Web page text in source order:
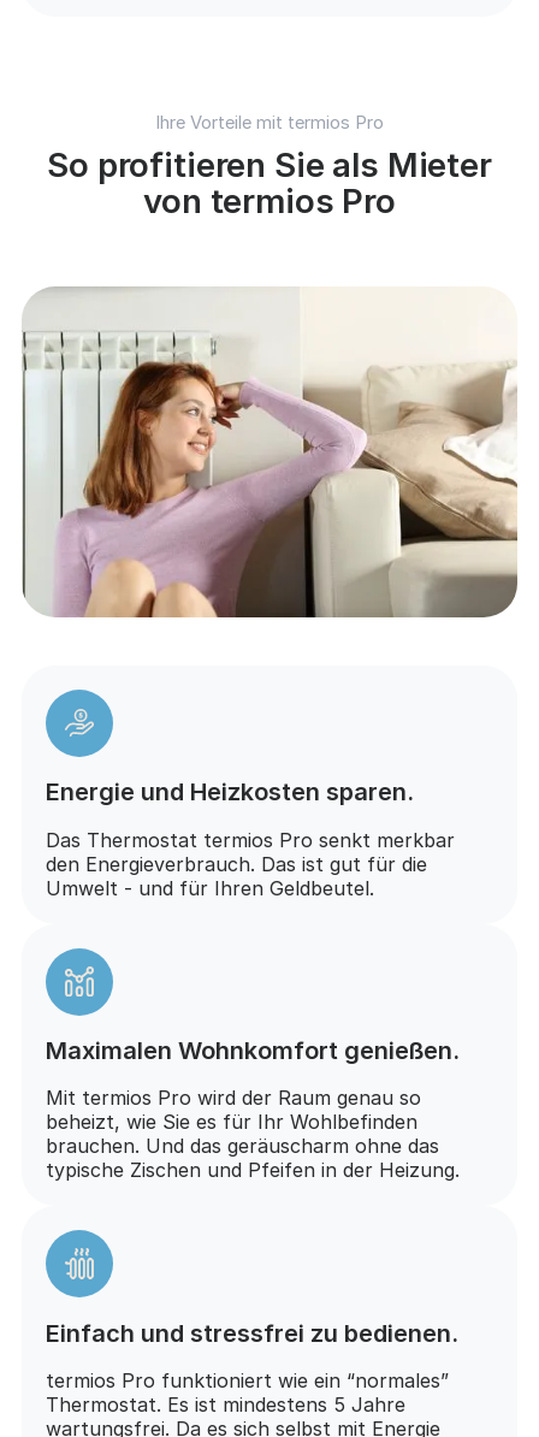
Ihre Vorteile mit termios Pro
So profitieren Sie als Mieter
von termios Pro
Energie und Heizkosten sparen.
Das Thermostat termios Pro senkt merkbar
den Energieverbrauch. Das ist gut für die
Umwelt - und für Ihren Geldbeutel.
Maximalen Wohnkomfort genießen.
Mit termios Pro wird der Raum genau so
beheizt, wie Sie es für Ihr Wohlbefinden
brauchen. Und das geräuscharm ohne das
typische Zischen und Pfeifen in der Heizung.
Einfach und stressfrei zu bedienen.
termios Pro funktioniert wie ein “normales”
Thermostat. Es ist mindestens 5 Jahre
wartungsfrei. Da es sich selbst mit Energie